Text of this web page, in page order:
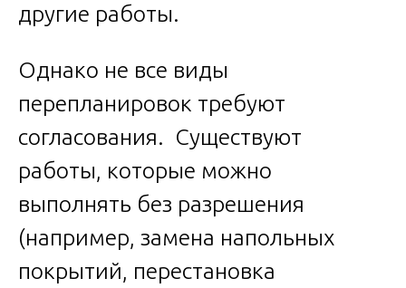
другие работы.
Однако не все виды
перепланировок требуют
согласования. Существуют
работы, которые можно
выполнять без разрешения
(например, замена напольных
покрытий, перестановка